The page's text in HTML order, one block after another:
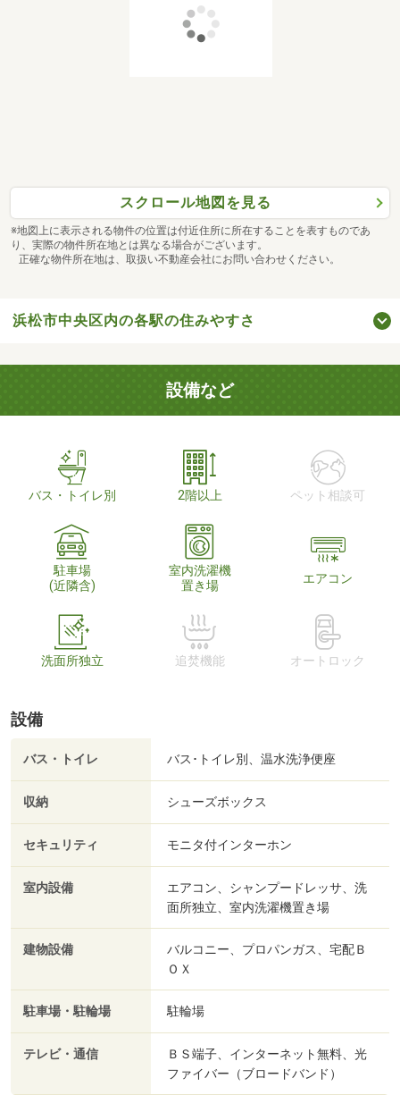
スクロール地図を見る
※地図上に表示される物件の位置は付近住所に所在することを表すものであ
り、実際の物件所在地とは異なる場合がございます。
正確な物件所在地は、取扱い不動産会社にお問い合わせください。
浜松市中央区内の各駅の住みやすさ
設備など
バス・トイレ別 2階以上 ペット相談可
駐車場
(近隣含)
室内洗濯機
置き場
エアコン
洗面所独立 追焚機能 オートロック
設備
バス・トイレ バス･トイレ別、温水洗浄便座
収納 シューズボックス
セキュリティ モニタ付インターホン
室内設備
エアコン、シャンプードレッサ、洗
面所独立、室内洗濯機置き場
建物設備
バルコニー、プロパンガス、宅配Ｂ
ＯＸ
駐車場・駐輪場 駐輪場
テレビ・通信
ＢＳ端子、インターネット無料、光
ファイバー（ブロードバンド）